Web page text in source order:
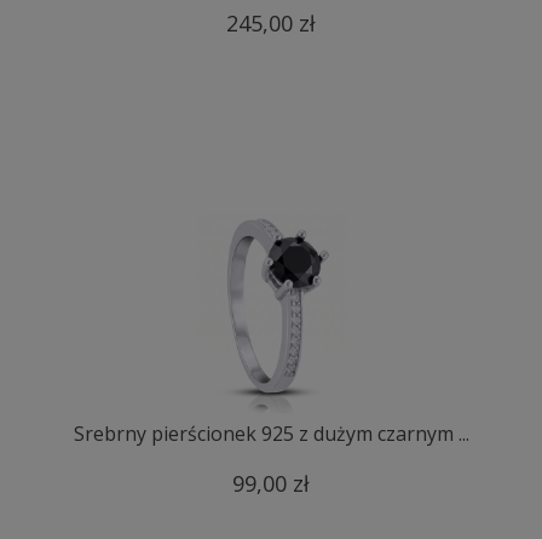
245,00 zł
Srebrny pierścionek 925 z dużym czarnym ...
99,00 zł